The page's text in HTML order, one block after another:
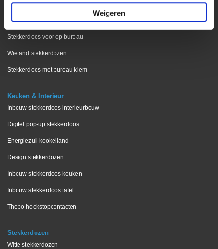
Weigeren
Stekkerdoos keukenblad
Stekkerdoos vergadertafels
Stekkerdoos voor op bureau
Wieland stekkerdozen
Stekkerdoos met bureau klem
Keuken & Interieur
Inbouw stekkerdoos interieurbouw
Digitel pop-up stekkerdoos
Energiezuil kookeiland
Design stekkerdozen
Inbouw stekkerdoos keuken
Inbouw stekkerdoos tafel
Thebo hoekstopcontacten
Stekkerdozen
Witte stekkerdozen